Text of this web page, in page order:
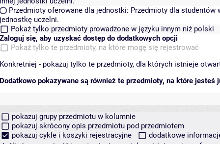
Przedmioty oferowane dla jednostki: Przedmioty dla studentów
jednostkę uczelni.
Pokaż tylko przedmioty prowadzone w języku innym niż polski
Zaloguj się, aby uzyskać dostęp do dodatkowych opcji
Pokaż tylko te przedmioty, na które mogę się rejestrować
Konkretniej - pokazuj tylko te przedmioty, dla których istnieje
Dodatkowo pokazywane są również te przedmioty, na które jesteś
pokazuj grupy przedmiotu w kolumnie
pokazuj skrócony opis przedmiotu pod przedmiotem
pokazuj cykle i koszyki rejestracyjne
dodatkowe